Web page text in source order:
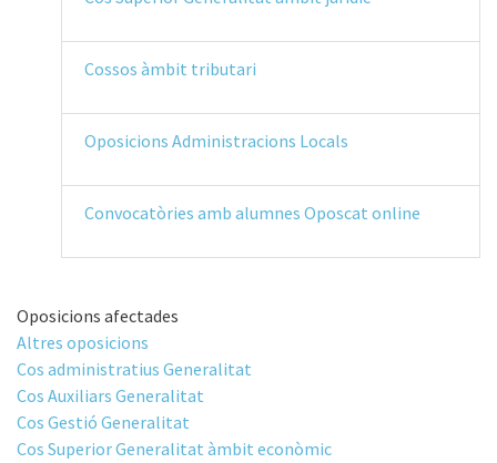
Cossos àmbit tributari
Oposicions Administracions Locals
Convocatòries amb alumnes Oposcat online
Oposicions afectades
Altres oposicions
Cos administratius Generalitat
Cos Auxiliars Generalitat
Cos Gestió Generalitat
Cos Superior Generalitat àmbit econòmic